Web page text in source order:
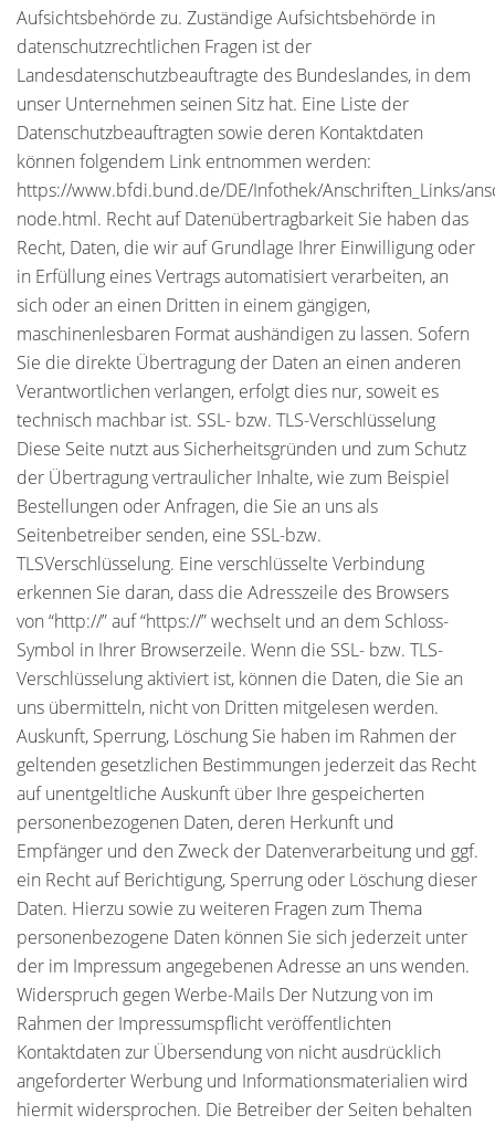
Aufsichtsbehörde zu. Zuständige Aufsichtsbehörde in
datenschutzrechtlichen Fragen ist der
Landesdatenschutzbeauftragte des Bundeslandes, in dem
unser Unternehmen seinen Sitz hat. Eine Liste der
Datenschutzbeauftragten sowie deren Kontaktdaten
können folgendem Link entnommen werden:
https://www.bfdi.bund.de/DE/Infothek/Anschriften_Links/
node.html. Recht auf Datenübertragbarkeit Sie haben das
Recht, Daten, die wir auf Grundlage Ihrer Einwilligung oder
in Erfüllung eines Vertrags automatisiert verarbeiten, an
sich oder an einen Dritten in einem gängigen,
maschinenlesbaren Format aushändigen zu lassen. Sofern
Sie die direkte Übertragung der Daten an einen anderen
Verantwortlichen verlangen, erfolgt dies nur, soweit es
technisch machbar ist. SSL- bzw. TLS-Verschlüsselung
Diese Seite nutzt aus Sicherheitsgründen und zum Schutz
der Übertragung vertraulicher Inhalte, wie zum Beispiel
Bestellungen oder Anfragen, die Sie an uns als
Seitenbetreiber senden, eine SSL-bzw.
TLSVerschlüsselung. Eine verschlüsselte Verbindung
erkennen Sie daran, dass die Adresszeile des Browsers
von “http://” auf “https://” wechselt und an dem Schloss-
Symbol in Ihrer Browserzeile. Wenn die SSL- bzw. TLS-
Verschlüsselung aktiviert ist, können die Daten, die Sie an
uns übermitteln, nicht von Dritten mitgelesen werden.
Auskunft, Sperrung, Löschung Sie haben im Rahmen der
geltenden gesetzlichen Bestimmungen jederzeit das Recht
auf unentgeltliche Auskunft über Ihre gespeicherten
personenbezogenen Daten, deren Herkunft und
Empfänger und den Zweck der Datenverarbeitung und ggf.
ein Recht auf Berichtigung, Sperrung oder Löschung dieser
Daten. Hierzu sowie zu weiteren Fragen zum Thema
personenbezogene Daten können Sie sich jederzeit unter
der im Impressum angegebenen Adresse an uns wenden.
Widerspruch gegen Werbe-Mails Der Nutzung von im
Rahmen der Impressumspflicht veröffentlichten
Kontaktdaten zur Übersendung von nicht ausdrücklich
angeforderter Werbung und Informationsmaterialien wird
hiermit widersprochen. Die Betreiber der Seiten behalten